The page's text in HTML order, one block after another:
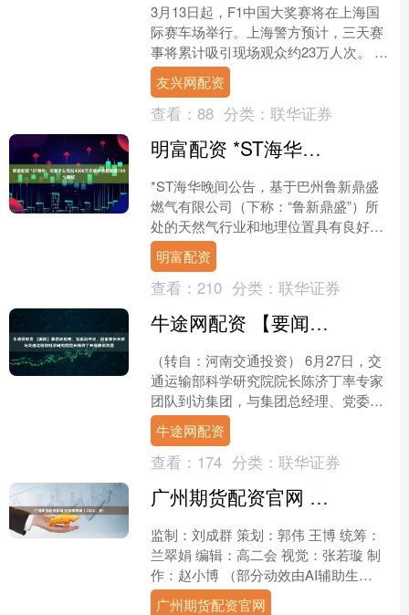
3月13日起，F1中国大奖赛将在上海国
际赛车场举行。上海警方预计，三天赛
事将累计吸引现场观众约23万人次。 为
应对大客流，确保赛事安全有序进行，
警方将沿赛场出口....
友兴网配资
查看： 88 分类： 联华证券
明富配资 *ST海华：控股子公司拟4300万元收购鲁新鼎盛100%股权
*ST海华晚间公告，基于巴州鲁新鼎盛
燃气有限公司（下称：“鲁新鼎盛”）所
处的天然气行业和地理位置具有良好的
发展前景，公司控股子公司茫崖源鑫拟
与徐海波、徐瑶瑶、鲁....
明富配资
查看： 210 分类： 联华证券
牛途网配资 【要闻】集团总经理、党委副书记、副董事长关健与交通运输部科学研究院院长陈济丁开展座谈交流
（转自：河南交通投资） 6月27日，交
通运输部科学研究院院长陈济丁率专家
团队到访集团，与集团总经理、党委副
书记、副董事长关健及相关部门、相关
单位负责人开展座谈交....
牛途网配资
查看： 174 分类： 联华证券
广州期货配资官网 创意微视频丨2026，稳！
监制：刘成群 策划：郭伟 王博 统筹：
兰翠娟 编辑：高二会 视觉：张若璇 制
作：赵小博 （部分动效由AI辅助生
成）....
广州期货配资官网